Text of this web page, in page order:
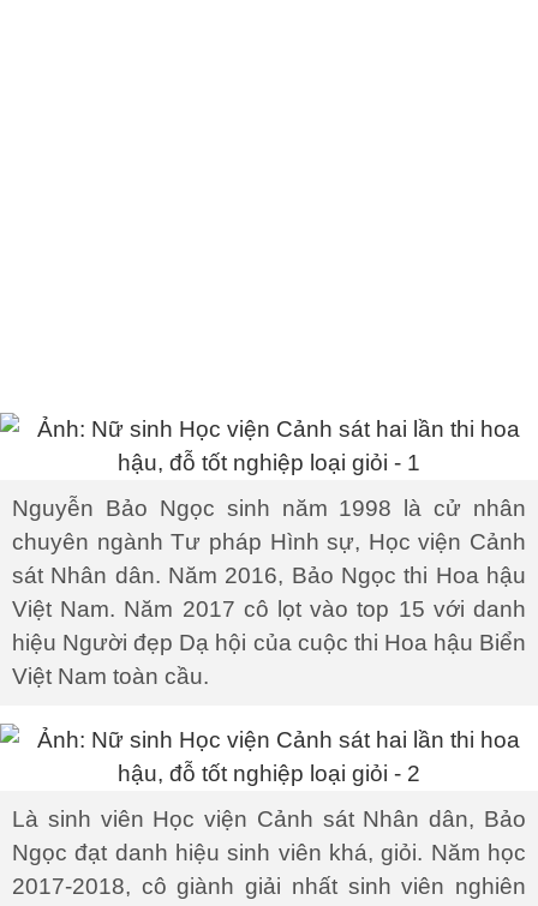
Nguyễn Bảo Ngọc sinh năm 1998 là cử nhân
chuyên ngành Tư pháp Hình sự, Học viện Cảnh
sát Nhân dân. Năm 2016, Bảo Ngọc thi Hoa hậu
Việt Nam. Năm 2017 cô lọt vào top 15 với danh
hiệu Người đẹp Dạ hội của cuộc thi Hoa hậu Biển
Việt Nam toàn cầu.
Là sinh viên Học viện Cảnh sát Nhân dân, Bảo
Ngọc đạt danh hiệu sinh viên khá, giỏi. Năm học
2017-2018, cô giành giải nhất sinh viên nghiên